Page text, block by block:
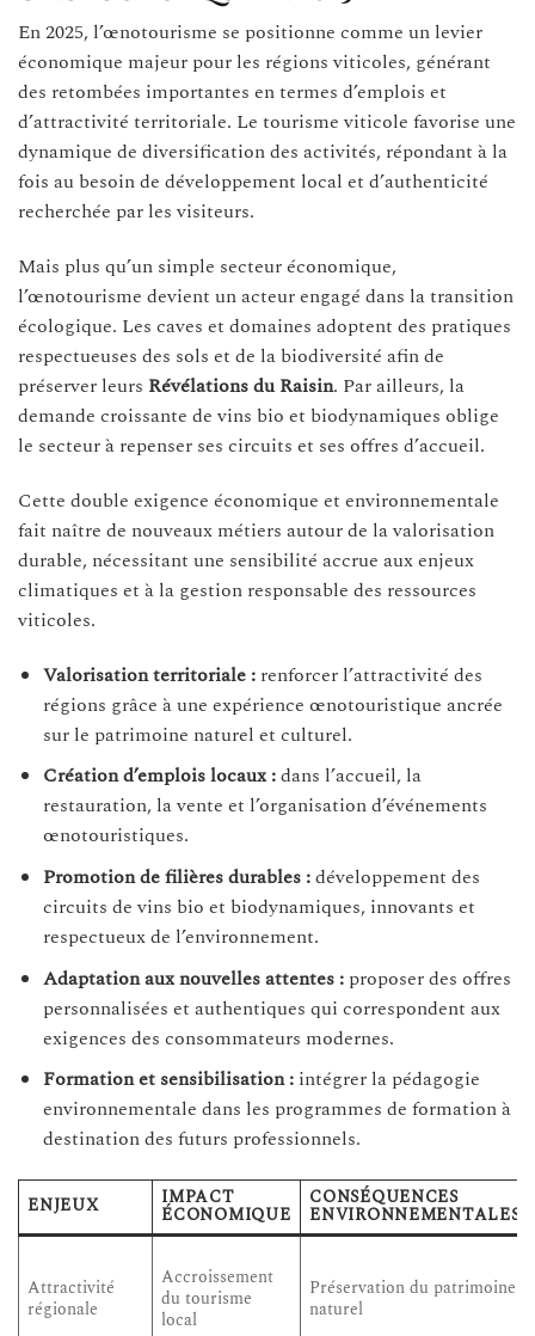
En 2025, l’œnotourisme se positionne comme un levier
économique majeur pour les régions viticoles, générant
des retombées importantes en termes d’emplois et
d’attractivité territoriale. Le tourisme viticole favorise une
dynamique de diversification des activités, répondant à la
fois au besoin de développement local et d’authenticité
recherchée par les visiteurs.
Mais plus qu’un simple secteur économique,
l’œnotourisme devient un acteur engagé dans la transition
écologique. Les caves et domaines adoptent des pratiques
respectueuses des sols et de la biodiversité afin de
préserver leurs Révélations du Raisin. Par ailleurs, la
demande croissante de vins bio et biodynamiques oblige
le secteur à repenser ses circuits et ses offres d’accueil.
Cette double exigence économique et environnementale
fait naître de nouveaux métiers autour de la valorisation
durable, nécessitant une sensibilité accrue aux enjeux
climatiques et à la gestion responsable des ressources
viticoles.
Valorisation territoriale :renforcer l’attractivité des
régions grâce à une expérience œnotouristique ancrée
sur le patrimoine naturel et culturel.
Création d’emplois locaux :dans l’accueil, la
restauration, la vente et l’organisation d’événements
œnotouristiques.
Promotion de filières durables :développement des
circuits de vins bio et biodynamiques, innovants et
respectueux de l’environnement.
Adaptation aux nouvelles attentes :proposer des offres
personnalisées et authentiques qui correspondent aux
exigences des consommateurs modernes.
Formation et sensibilisation :intégrer la pédagogie
environnementale dans les programmes de formation à
destination des futurs professionnels.
ENJEUX IMPACT
ÉCONOMIQUE
CONSÉQUENCES
ENVIRONNEMENTALES
Attractivité
régionale
Accroissement
du tourisme
local
Préservation du patrimoine
naturel